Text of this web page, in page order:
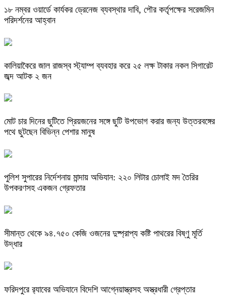
১৮ নম্বর ওয়ার্ডে কার্যকর ড্রেনেজ ব্যবস্থার দাবি, পৌর কর্তৃপক্ষের সরেজমিন
পরিদর্শনের আহ্বান
কালিয়াকৈরে জাল রাজস্ব স্ট্যাম্প ব্যবহার করে ২৫ লক্ষ টাকার নকল সিগারেট
জব্দ আটক ২ জন
মোট চার দিনের ছুটিতে প্রিয়জনের সঙ্গে ছুটি উপভোগ করার জন্য উত্তরবঙ্গের
পথে ছুটছেন বিভিন্ন পেশার মানুষ
পুলিশ সুপারের নির্দেশনায় মান্দায় অভিযান: ২২০ লিটার চোলাই মদ তৈরির
উপকরণসহ একজন গ্রেফতার
সীমান্ত থেকে ৯৪.৭৫০ কেজি ওজনের দুষ্প্রাপ্য কষ্টি পাথরের বিষ্ণু মূর্তি
উদ্ধার
ফরিদপুরে র‌্যাবের অভিযানে বিদেশি আগ্নেয়াস্ত্রসহ অস্ত্রধারী গ্রেপ্তার